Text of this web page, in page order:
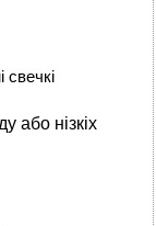
свечкі
або нізкіх